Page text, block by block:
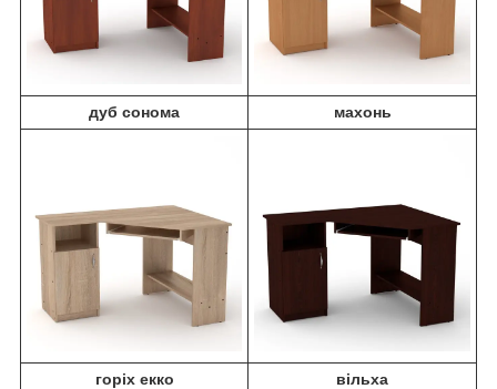
дуб сонома махонь
горіх екко вільха